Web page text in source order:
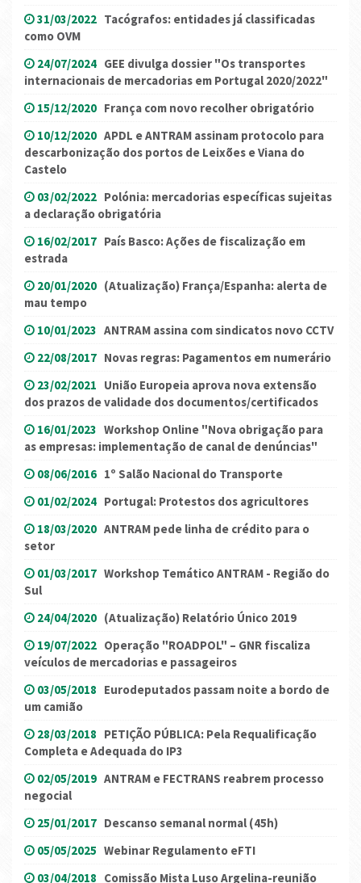
31/03/2022 Tacógrafos: entidades já classificadas
como OVM
24/07/2024 GEE divulga dossier "Os transportes
internacionais de mercadorias em Portugal 2020/2022"
15/12/2020 França com novo recolher obrigatório
10/12/2020 APDL e ANTRAM assinam protocolo para
descarbonização dos portos de Leixões e Viana do
Castelo
03/02/2022 Polónia: mercadorias específicas sujeitas
a declaração obrigatória
16/02/2017 País Basco: Ações de fiscalização em
estrada
20/01/2020 (Atualização) França/Espanha: alerta de
mau tempo
10/01/2023 ANTRAM assina com sindicatos novo CCTV
22/08/2017 Novas regras: Pagamentos em numerário
23/02/2021 União Europeia aprova nova extensão
dos prazos de validade dos documentos/certificados
16/01/2023 Workshop Online "Nova obrigação para
as empresas: implementação de canal de denúncias"
08/06/2016 1º Salão Nacional do Transporte
01/02/2024 Portugal: Protestos dos agricultores
18/03/2020 ANTRAM pede linha de crédito para o
setor
01/03/2017 Workshop Temático ANTRAM - Região do
Sul
24/04/2020 (Atualização) Relatório Único 2019
19/07/2022 Operação "ROADPOL" – GNR fiscaliza
veículos de mercadorias e passageiros
03/05/2018 Eurodeputados passam noite a bordo de
um camião
28/03/2018 PETIÇÃO PÚBLICA: Pela Requalificação
Completa e Adequada do IP3
02/05/2019 ANTRAM e FECTRANS reabrem processo
negocial
25/01/2017 Descanso semanal normal (45h)
05/05/2025 Webinar Regulamento eFTI
03/04/2018 Comissão Mista Luso Argelina-reunião